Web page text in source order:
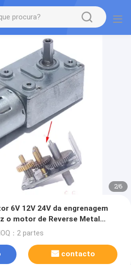
2/6
6V 12V 24V da engrenagem
o motor de Reverse Metal
de
：2 partes
contacto